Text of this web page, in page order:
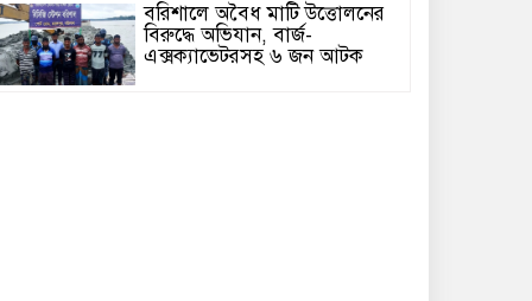
বরিশালে অবৈধ মাটি উত্তোলনের
বিরুদ্ধে অভিযান, বার্জ-
এক্সক্যাভেটরসহ ৬ জন আটক